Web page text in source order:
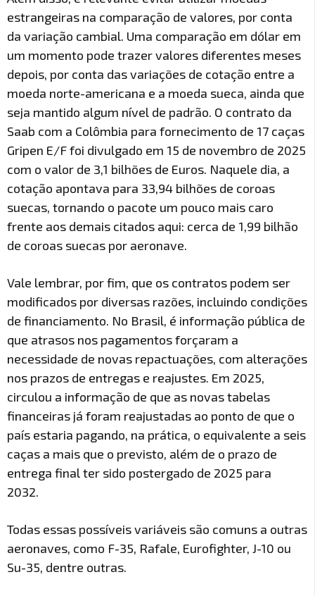
estrangeiras na comparação de valores, por conta
da variação cambial. Uma comparação em dólar em
um momento pode trazer valores diferentes meses
depois, por conta das variações de cotação entre a
moeda norte-americana e a moeda sueca, ainda que
seja mantido algum nível de padrão. O contrato da
Saab com a Colômbia para fornecimento de 17 caças
Gripen E/F foi divulgado em 15 de novembro de 2025
com o valor de 3,1 bilhões de Euros. Naquele dia, a
cotação apontava para 33,94 bilhões de coroas
suecas, tornando o pacote um pouco mais caro
frente aos demais citados aqui: cerca de 1,99 bilhão
de coroas suecas por aeronave.
Vale lembrar, por fim, que os contratos podem ser
modificados por diversas razões, incluindo condições
de financiamento. No Brasil, é informação pública de
que atrasos nos pagamentos forçaram a
necessidade de novas repactuações, com alterações
nos prazos de entregas e reajustes. Em 2025,
circulou a informação de que as novas tabelas
financeiras já foram reajustadas ao ponto de que o
país estaria pagando, na prática, o equivalente a seis
caças a mais que o previsto, além de o prazo de
entrega final ter sido postergado de 2025 para
2032.
Todas essas possíveis variáveis são comuns a outras
aeronaves, como F-35, Rafale, Eurofighter, J-10 ou
Su-35, dentre outras.